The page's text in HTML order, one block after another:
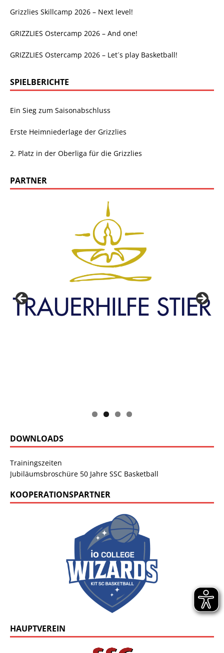
Grizzlies Skillcamp 2026 – Next level!
GRIZZLIES Ostercamp 2026 – And one!
GRIZZLIES Ostercamp 2026 – Let´s play Basketball!
SPIELBERICHTE
Ein Sieg zum Saisonabschluss
Erste Heimniederlage der Grizzlies
2. Platz in der Oberliga für die Grizzlies
PARTNER
DOWNLOADS
Trainingszeiten
Jubiläumsbroschüre 50 Jahre SSC Basketball
KOOPERATIONSPARTNER
HAUPTVEREIN